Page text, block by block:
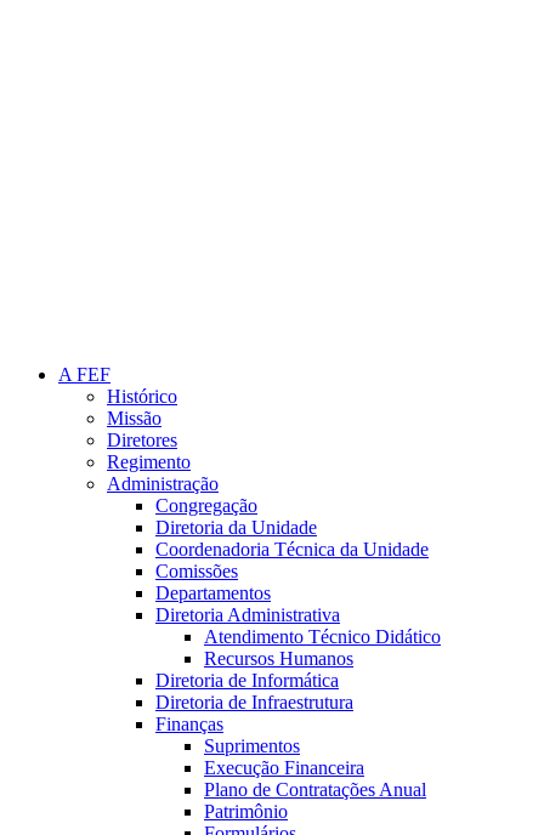
A FEF
Histórico
Missão
Diretores
Regimento
Administração
Congregação
Diretoria da Unidade
Coordenadoria Técnica da Unidade
Comissões
Departamentos
Diretoria Administrativa
Atendimento Técnico Didático
Recursos Humanos
Diretoria de Informática
Diretoria de Infraestrutura
Finanças
Suprimentos
Execução Financeira
Plano de Contratações Anual
Patrimônio